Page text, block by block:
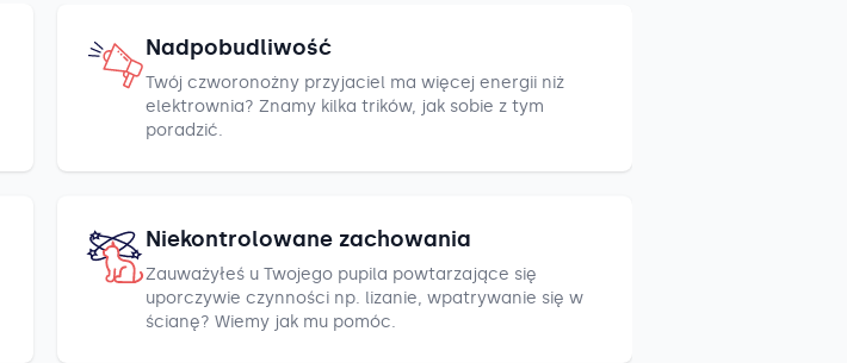
Nadpobudliwość
Twój czworonożny przyjaciel ma więcej energii niż
elektrownia? Znamy kilka trików, jak sobie z tym
poradzić.
Niekontrolowane zachowania
Zauważyłeś u Twojego pupila powtarzające się
uporczywie czynności np. lizanie, wpatrywanie się w
ścianę? Wiemy jak mu pomóc.